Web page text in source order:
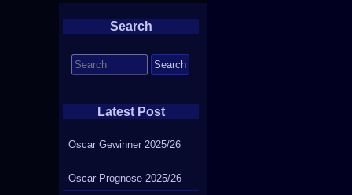
Search
for:
Latest Post
Oscar Gewinner 2025/26
Oscar Prognose 2025/26